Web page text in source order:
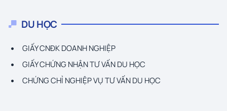
DU HỌC
GIẤY CNĐK DOANH NGHIỆP
GIẤY CHỨNG NHẬN TƯ VẤN DU HỌC
CHỨNG CHỈ NGHIỆP VỤ TƯ VẤN DU HỌC